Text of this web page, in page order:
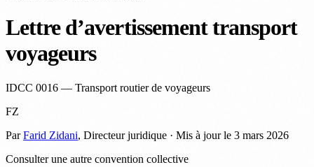
Lettre d’avertissement transport
voyageurs
IDCC 0016 — Transport routier de voyageurs
FZ
ParFarid Zidani, Directeur juridique · Mis à jour le 3 mars 2026
Consulter une autre convention collective